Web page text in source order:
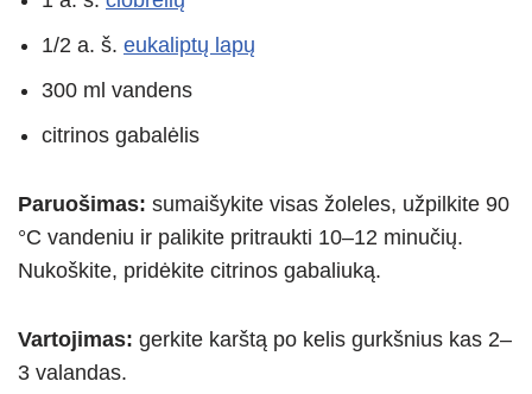
1/2 a. š. eukaliptų lapų
300 ml vandens
citrinos gabalėlis
Paruošimas: sumaišykite visas žoleles, užpilkite 90
°C vandeniu ir palikite pritraukti 10–12 minučių.
Nukoškite, pridėkite citrinos gabaliuką.
Vartojimas: gerkite karštą po kelis gurkšnius kas 2–
3 valandas.